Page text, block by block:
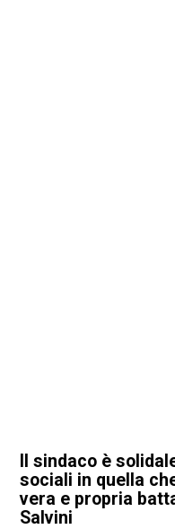
Il sindaco è
sociali in quella
vera e propria
Salvini